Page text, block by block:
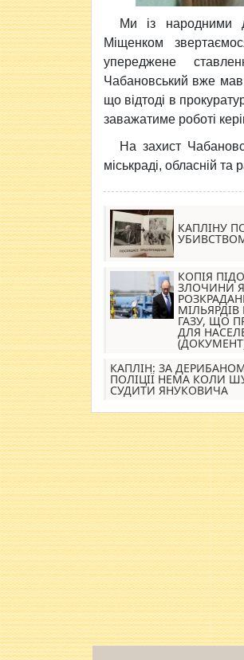
Ми із народними
Міщенком
упереджене
Чабановський вже мав
що відтоді в
заважатиме роботі
На захист
міськраді, обласній та
КАПЛІНУ
КОПІЯ
ЗЛОЧИНИ
ГАЗУ, ЩО
ДЛЯ
КАПЛІН: ЗА
ПОЛІЦІЇ НЕМА КОЛИ
СУДИТИ ЯНУКОВИЧА